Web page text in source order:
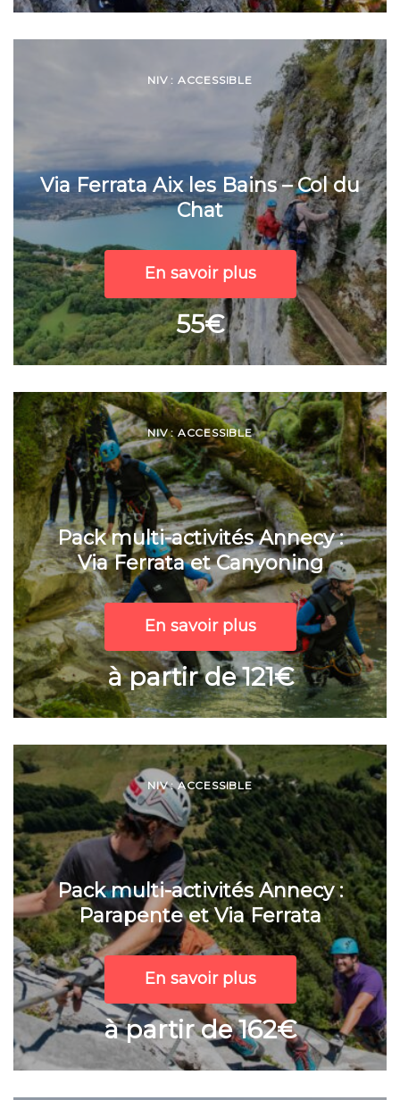
NIV : ACCESSIBLE
Via Ferrata Aix les Bains – Col du
Chat
En savoir plus
55€
NIV : ACCESSIBLE
Pack multi-activités Annecy :
Via Ferrata et Canyoning
En savoir plus
à partir de 121€
NIV : ACCESSIBLE
Pack multi-activités Annecy :
Parapente et Via Ferrata
En savoir plus
à partir de 162€